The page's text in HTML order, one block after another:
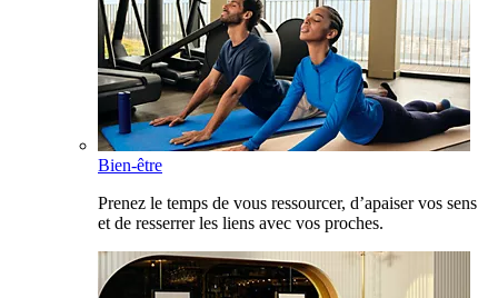
Bien-être
Prenez le temps de vous ressourcer, d’apaiser vos sens
et de resserrer les liens avec vos proches.